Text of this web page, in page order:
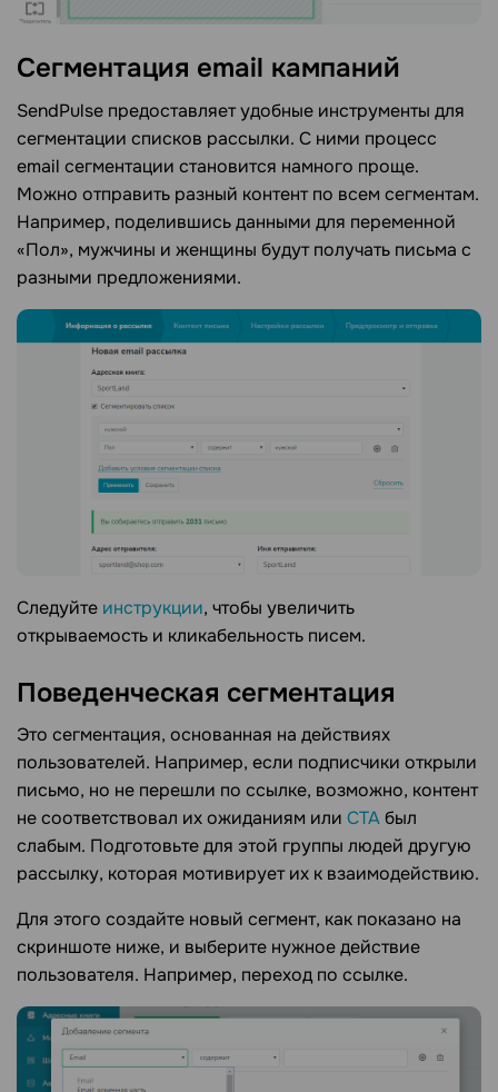
Сегментация email кампаний
SendPulse предоставляет удобные инструменты для
сегментации списков рассылки. С ними процесс
email сегментации становится намного проще.
Можно отправить разный контент по всем сегментам.
Например, поделившись данными для переменной
«Пол», мужчины и женщины будут получать письма с
разными предложениями.
Следуйте инструкции, чтобы увеличить
открываемость и кликабельность писем.
Поведенческая сегментация
Это сегментация, основанная на действиях
пользователей. Например, если подписчики открыли
письмо, но не перешли по ссылке, возможно, контент
не соответствовал их ожиданиям или CTAбыл
слабым. Подготовьте для этой группы людей другую
рассылку, которая мотивирует их к взаимодействию.
Для этого создайте новый сегмент, как показано на
скриншоте ниже, и выберите нужное действие
пользователя. Например, переход по ссылке.